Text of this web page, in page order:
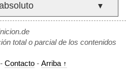
▼
total o parcial de los contenidos
- Contacto - Arriba ↑